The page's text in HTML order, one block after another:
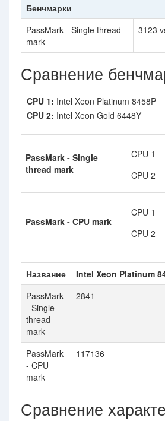
Бенчмарки
PassMark - Single thread
mark
3123
Сравнение
CPU 1: Intel Xeon Platinum 8458P
CPU 2: Intel Xeon Gold 6448Y
PassMark - Single
thread mark
CPU 1
CPU 2
PassMark - CPU mark
CPU 1
CPU 2
Название Intel Xeon Platinum
PassMark
- Single
thread
mark
2841
PassMark
- CPU
mark
117136
Сравнение